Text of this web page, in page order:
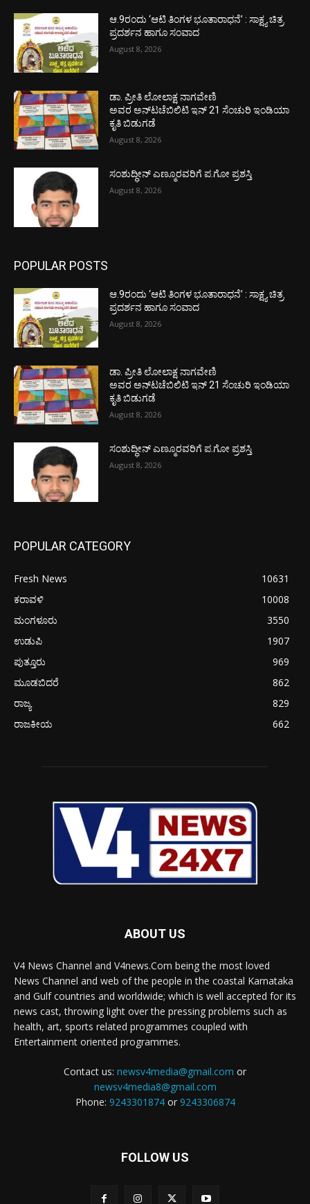
ಆ.9ರಂದು ‘ಆಟಿ ತಿಂಗಳ ಭೂತಾರಾಧನೆ’ : ಸಾಕ್ಷ್ಯ ಚಿತ್ರ
ಪ್ರದರ್ಶನ ಹಾಗೂ ಸಂವಾದ
August 8, 2026
ಡಾ. ಪ್ರೀತಿ ಲೋಲಾಕ್ಷ ನಾಗವೇಣಿ
ಅವರ ಅನ್‌ಟಚೆಬಿಲಿಟಿ ಇನ್ 21 ಸೆಂಚುರಿ ಇಂಡಿಯಾ
ಕೃತಿ ಬಿಡುಗಡೆ
August 8, 2026
ಸಂಶುದ್ಧೀನ್ ಎಣ್ಮೂರವರಿಗೆ ಪ.ಗೋ ಪ್ರಶಸ್ತಿ
August 8, 2026
POPULAR POSTS
ಆ.9ರಂದು ‘ಆಟಿ ತಿಂಗಳ ಭೂತಾರಾಧನೆ’ : ಸಾಕ್ಷ್ಯ ಚಿತ್ರ
ಪ್ರದರ್ಶನ ಹಾಗೂ ಸಂವಾದ
August 8, 2026
ಡಾ. ಪ್ರೀತಿ ಲೋಲಾಕ್ಷ ನಾಗವೇಣಿ
ಅವರ ಅನ್‌ಟಚೆಬಿಲಿಟಿ ಇನ್ 21 ಸೆಂಚುರಿ ಇಂಡಿಯಾ
ಕೃತಿ ಬಿಡುಗಡೆ
August 8, 2026
ಸಂಶುದ್ಧೀನ್ ಎಣ್ಮೂರವರಿಗೆ ಪ.ಗೋ ಪ್ರಶಸ್ತಿ
August 8, 2026
POPULAR CATEGORY
Fresh News
10631
ಕರಾವಳಿ
10008
ಮಂಗಳೂರು
3550
ಉಡುಪಿ
1907
ಪುತ್ತೂರು
969
ಮೂಡಬಿದರೆ
862
ರಾಜ್ಯ
829
ರಾಜಕೀಯ
662
ABOUT US
V4 News Channel and V4news.Com being the most loved
News Channel and web of the people in the coastal Karnataka
and Gulf countries and worldwide; which is well accepted for its
news cast, throwing light over the pressing problems such as
health, art, sports related programmes coupled with
Entertainment oriented programmes.
Contact us: newsv4media@gmail.com or
newsv4media8@gmail.com
Phone: 9243301874or 9243306874
FOLLOW US